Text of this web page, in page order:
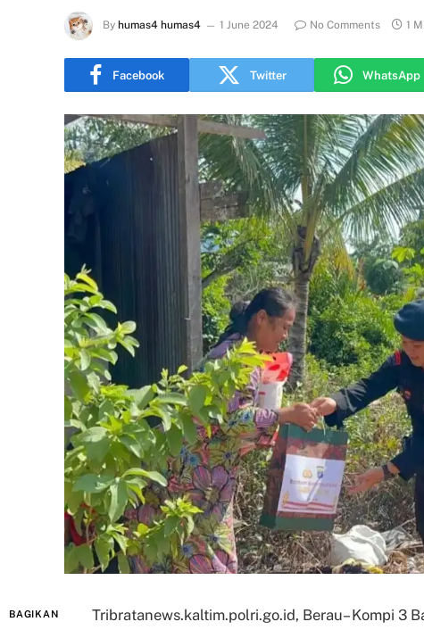
By humas4 humas4 1 June 2024 No Comments 1
Facebook Twitter WhatsApp
BAGIKAN
Tribratanews.kaltim.polri.go.id, Berau– Kompi 3